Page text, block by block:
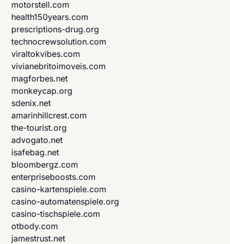
motorstell.com
health150years.com
prescriptions-drug.org
technocrewsolution.com
viraltokvibes.com
vivianebritoimoveis.com
magforbes.net
monkeycap.org
sdenix.net
amarinhillcrest.com
the-tourist.org
advogato.net
isafebag.net
bloombergz.com
enterpriseboosts.com
casino-kartenspiele.com
casino-automatenspiele.org
casino-tischspiele.com
otbody.com
jamestrust.net